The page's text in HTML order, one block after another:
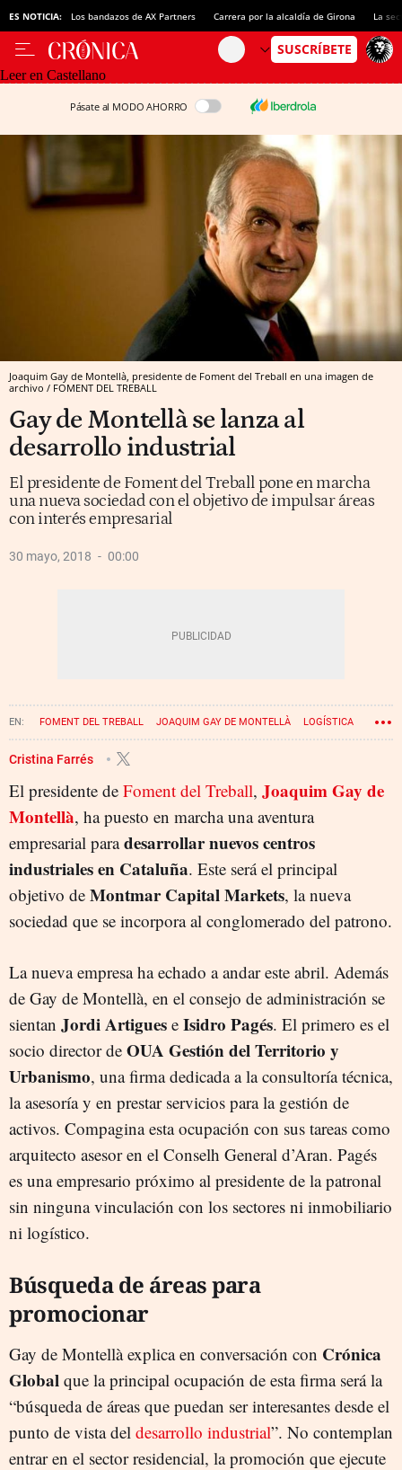
ES NOTICIA: Los bandazos de AX Partners Carrera por la alcaldía de Girona La
Leer en Castellano
Pásate al MODO AHORRO
Joaquim Gay de Montellà, presidente de Foment del Treball en una imagen de
archivo / FOMENT DEL TREBALL
Gay de Montellà se lanza al
desarrollo industrial
El presidente de Foment del Treball pone en marcha
una nueva sociedad con el objetivo de impulsar áreas
con interés empresarial
30 mayo, 2018 00:00
FOMENT DEL TREBALL JOAQUIM GAY DE MONTELLÀ LOGÍSTICA
Cristina Farrés
El presidente de Foment del Treball, Joaquim Gay de
Montellà, ha puesto en marcha una aventura
empresarial paradesarrollar nuevos centros
industriales en Cataluña. Este será el principal
objetivo de Montmar Capital Markets, la nueva
sociedad que se incorpora al conglomerado del patrono.
La nueva empresa ha echado a andar este abril. Además
de Gay de Montellà, en el consejo de administración se
sientan Jordi Artigues e Isidro Pagés. El primero es el
socio director de OUA Gestión del Territorio y
Urbanismo, una firma dedicada a la consultoría técnica,
la asesoría y en prestar servicios para la gestión de
activos. Compagina esta ocupación con sus tareas como
arquitecto asesor en el Conselh General d’Aran. Pagés
es una empresario próximo al presidente de la patronal
sin ninguna vinculación con los sectores ni inmobiliario
ni logístico.
Búsqueda de áreas para
promocionar
Gay de Montellà explica en conversación con Crónica
Global que la principal ocupación de esta firma será la
“búsqueda de áreas que puedan ser interesantes desde el
punto de vista del desarrollo industrial”. No contemplan
entrar en el sector residencial, la promoción que ejecute